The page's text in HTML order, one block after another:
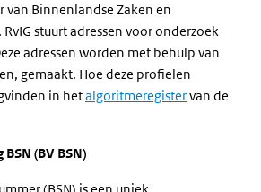
van Binnenlandse Zaken en
stuurt adressen voor onderzoek
adressen worden met behulp van
gemaakt. Hoe deze profielen
in hetalgoritmeregistervan de
(BV BSN)